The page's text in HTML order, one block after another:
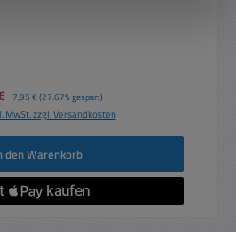
Regulärer Preis:
7,95 € (27.67% gespart)
MwSt. zzgl. Versandkosten
den Warenkorb